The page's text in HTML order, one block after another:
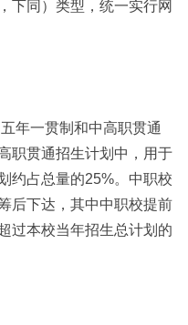
下同）类型，统一实行网
一贯制和中高职贯通
职贯通招生计划中，用于
约占总量的25%。中职校
后下达，其中中职校提前
过本校当年招生总计划的